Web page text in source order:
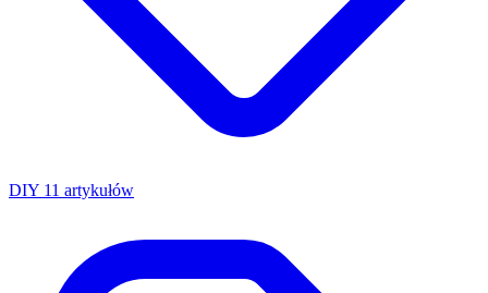
DIY 11 artykułów